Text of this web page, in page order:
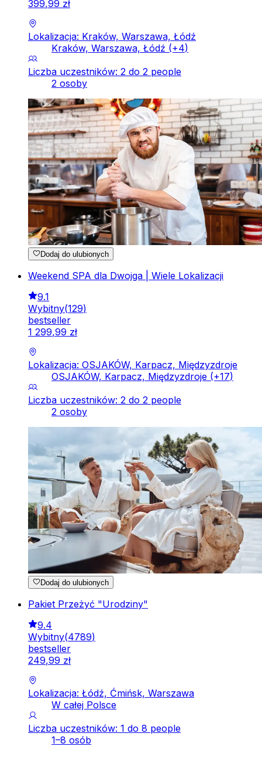
399,99 zł
Lokalizacja: Kraków, Warszawa, Łódź
Kraków, Warszawa, Łódź (+4)
Liczba uczestników: 2 do 2 people
2 osoby
Dodaj do ulubionych
Weekend SPA dla Dwojga | Wiele Lokalizacji
9.1
Wybitny(129)
bestseller
1 299,99 zł
Lokalizacja: OSJAKÓW, Karpacz, Międzyzdroje
OSJAKÓW, Karpacz, Międzyzdroje (+17)
Liczba uczestników: 2 do 2 people
2 osoby
Dodaj do ulubionych
Pakiet Przeżyć "Urodziny"
9.4
Wybitny(4789)
bestseller
249,99 zł
Lokalizacja: Łódź, Ćmińsk, Warszawa
W całej Polsce
Liczba uczestników: 1 do 8 people
1–8 osób